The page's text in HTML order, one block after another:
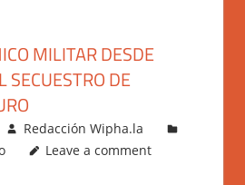
MILITAR DESDE
SECUESTRO DE
Redacción Wipha.la
Leave a comment